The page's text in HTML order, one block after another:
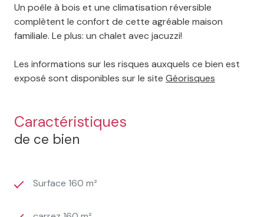
Un poêle à bois et une climatisation réversible
complètent le confort de cette agréable maison
familiale. Le plus: un chalet avec jacuzzi!
Les informations sur les risques auxquels ce bien est
exposé sont disponibles sur le site Géorisques
Caractéristiques
de ce bien
Surface 160 m²